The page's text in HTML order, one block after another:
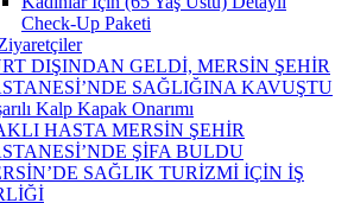
Check-Up Paketi
DIŞINDAN GELDİ, MERSİN ŞEHİR
SAĞLIĞINA KAVUŞTU
Kalp Kapak Onarımı
HASTA MERSİN ŞEHİR
ŞİFA BULDU
SAĞLIK TURİZMİ İÇİN İŞ